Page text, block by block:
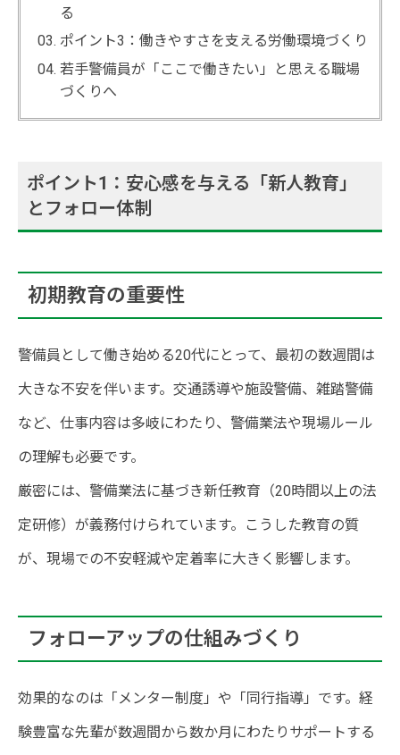
る
ポイント3：働きやすさを支える労働環境づくり
若手警備員が「ここで働きたい」と思える職場
づくりへ
ポイント1：安心感を与える「新人教育」
とフォロー体制
初期教育の重要性
警備員として働き始める20代にとって、最初の数週間は
大きな不安を伴います。交通誘導や施設警備、雑踏警備
など、仕事内容は多岐にわたり、警備業法や現場ルール
の理解も必要です。
厳密には、警備業法に基づき新任教育（20時間以上の法
定研修）が義務付けられています。こうした教育の質
が、現場での不安軽減や定着率に大きく影響します。
フォローアップの仕組みづくり
効果的なのは「メンター制度」や「同行指導」です。経
験豊富な先輩が数週間から数か月にわたりサポートする